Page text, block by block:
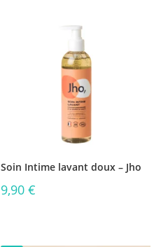
Soin Intime lavant doux – Jho
9,90 €